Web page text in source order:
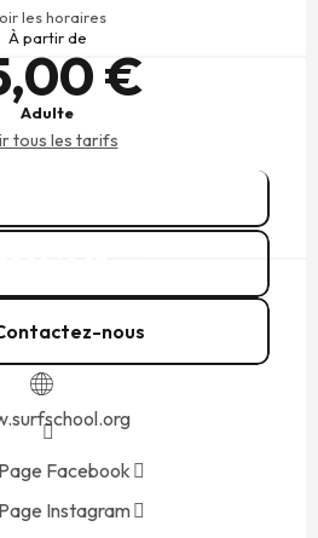
les horaires
À partir de
€
Adulte
tous les tarifs
nous
Page Facebook
Page Instagram